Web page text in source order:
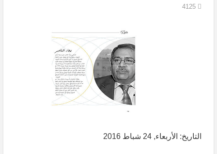
التاريخ: الأربعاء, 24 شباط 2016